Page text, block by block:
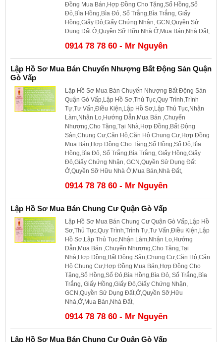
Đồng Mua Bán,Hợp Đồng Cho Tặng,Sổ Hồng,Sổ
Đỏ,Bìa Hồng,Bìa Đỏ, Sổ Trắng,Bìa Trắng, Giấy
Hồng,Giấy Đỏ,Giấy Chứng Nhận, GCN,Quyền Sử
Dụng Đất Ở,Quyền Sỡ Hữu Nhà Ở,Mua Bán,Nhà Đất,
0914 78 78 60 - Mr Nguyên
Lập Hồ Sơ Mua Bán Chuyển Nhượng Bất Động Sản Quận
Gò Vấp
Lập Hồ Sơ Mua Bán Chuyển Nhượng Bất Động Sản
Quận Gò Vấp,Lập Hồ Sơ,Thủ Tục,Quy Trình,Trình
Tự,Tư Vấn,Điều Kiện,Lập Hồ Sơ,Lập Thủ Tục,Nhận
Làm,Nhận Lo,Hướng Dẫn,Mua Bán ,Chuyển
Nhượng,Cho Tặng,Tại Nhà,Hợp Đồng,Bất Động
Sản,Chung Cư,Căn Hộ,Căn Hộ Chung Cư,Hợp Đồng
Mua Bán,Hợp Đồng Cho Tặng,Sổ Hồng,Sổ Đỏ,Bìa
Hồng,Bìa Đỏ, Sổ Trắng,Bìa Trắng, Giấy Hồng,Giấy
Đỏ,Giấy Chứng Nhận, GCN,Quyền Sử Dụng Đất
Ở,Quyền Sỡ Hữu Nhà Ở,Mua Bán,Nhà Đất,
0914 78 78 60 - Mr Nguyên
Lập Hồ Sơ Mua Bán Chung Cư Quận Gò Vấp
Lập Hồ Sơ Mua Bán Chung Cư Quận Gò Vấp,Lập Hồ
Sơ,Thủ Tục,Quy Trình,Trình Tự,Tư Vấn,Điều Kiện,Lập
Hồ Sơ,Lập Thủ Tục,Nhận Làm,Nhận Lo,Hướng
Dẫn,Mua Bán ,Chuyển Nhượng,Cho Tặng,Tại
Nhà,Hợp Đồng,Bất Động Sản,Chung Cư,Căn Hộ,Căn
Hộ Chung Cư,Hợp Đồng Mua Bán,Hợp Đồng Cho
Tặng,Sổ Hồng,Sổ Đỏ,Bìa Hồng,Bìa Đỏ, Sổ Trắng,Bìa
Trắng, Giấy Hồng,Giấy Đỏ,Giấy Chứng Nhận,
GCN,Quyền Sử Dụng Đất,Ở,Quyền Sỡ,Hữu
Nhà,Ở,Mua Bán,Nhà Đất,
0914 78 78 60 - Mr Nguyên
Lập Hồ Sơ Mua Bán Chung Cư Quận Gò Vấp